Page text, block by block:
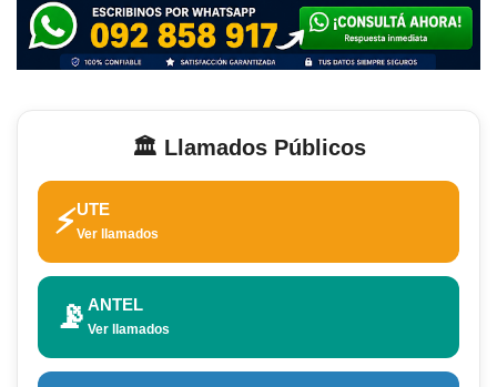
🏛️ Llamados Públicos
⚡UTE
Ver llamados
📡 ANTEL
Ver llamados